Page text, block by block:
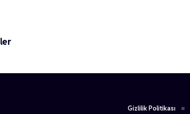
Gizlilik Politikası